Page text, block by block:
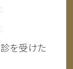
を受けた